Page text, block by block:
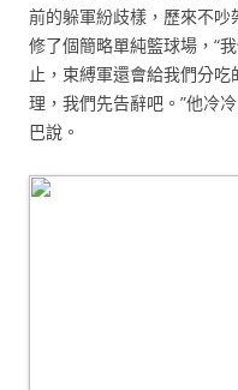
前的躲軍紛歧樣，歷來不吵
修了個簡略單純籃球場，“
止，束縛軍還會給我們分吃
理，我們先告辭吧。”他冷
巴說。